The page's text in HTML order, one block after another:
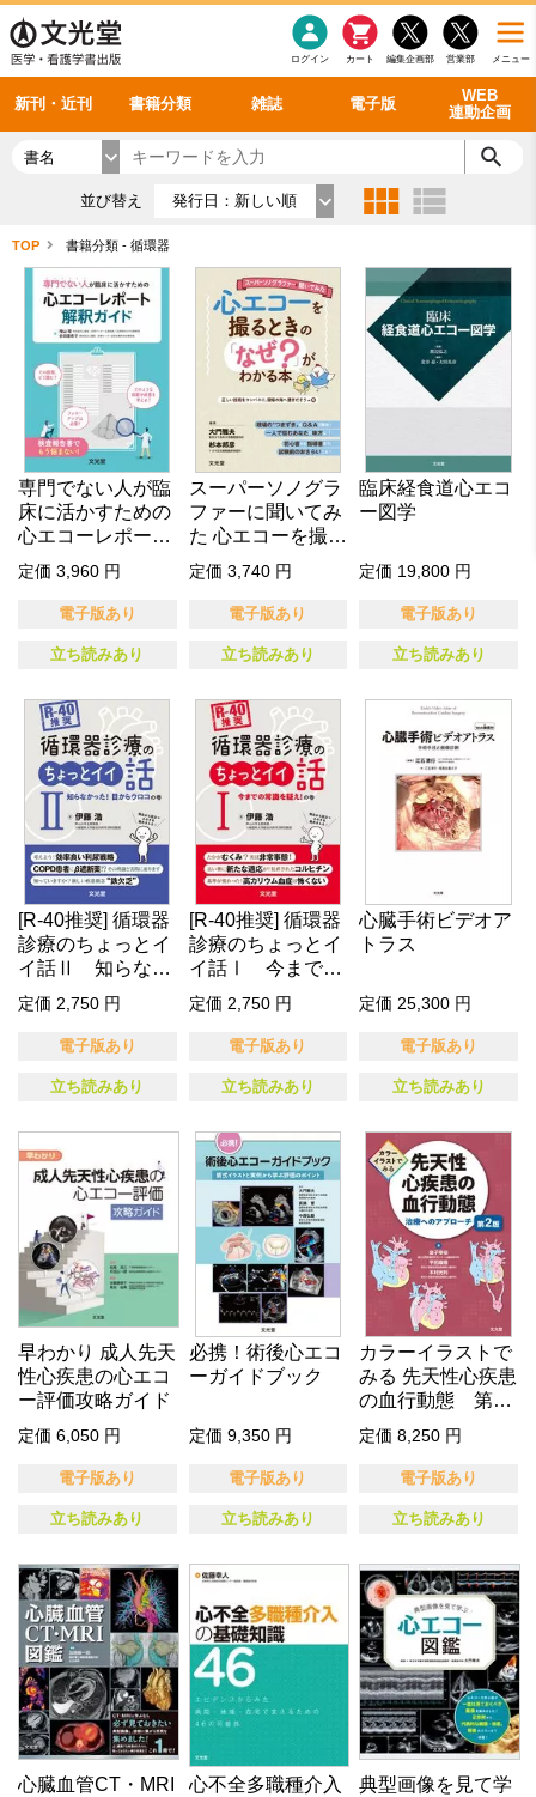
メニュー
営業部
編集企画部
カート
ログイン
新刊・近刊 書籍分類 雑誌 電子版
WEB
連動企画
感染症 老年医学
看護・介護
呼吸器
循環器
シリーズ一覧
雑誌投稿規定
理学療法
雑誌案内・年間購読 最新号 バックナンバー
電子書籍
電子雑誌
書籍「データに基づく臨床動作分析」WEB動画
書籍「眼手術学」WEB動画
書籍「神経症候学 II 改訂第二版」 WEB動画
新刊一覧
今後の発行予定
書名
並び替え 発行日：新しい順
TOP 書籍分類 - 循環器
専門でない人が臨
床に活かすための
心エコーレポート
解釈ガイ…
定価 3,960 円
電子版あり
立ち読みあり
スーパーソノグラ
ファーに聞いてみ
た 心エコーを撮る
ときの「…
定価 3,740 円
電子版あり
立ち読みあり
臨床経食道心エコ
ー図学
定価 19,800 円
電子版あり
立ち読みあり
[R-40推奨] 循環器
診療のちょっとイ
イ話Ⅱ 知らなか
っ…
定価 2,750 円
電子版あり
立ち読みあり
[R-40推奨] 循環器
診療のちょっとイ
イ話Ⅰ 今までの
常…
定価 2,750 円
電子版あり
立ち読みあり
心臓手術ビデオア
トラス
定価 25,300 円
電子版あり
立ち読みあり
早わかり 成人先天
性心疾患の心エコ
ー評価攻略ガイド
定価 6,050 円
電子版あり
立ち読みあり
必携！術後心エコ
ーガイドブック
定価 9,350 円
電子版あり
立ち読みあり
カラーイラストで
みる 先天性心疾患
の血行動態 第2
版
定価 8,250 円
電子版あり
立ち読みあり
心臓血管CT・MRI
心不全多職種介入
典型画像を見て学